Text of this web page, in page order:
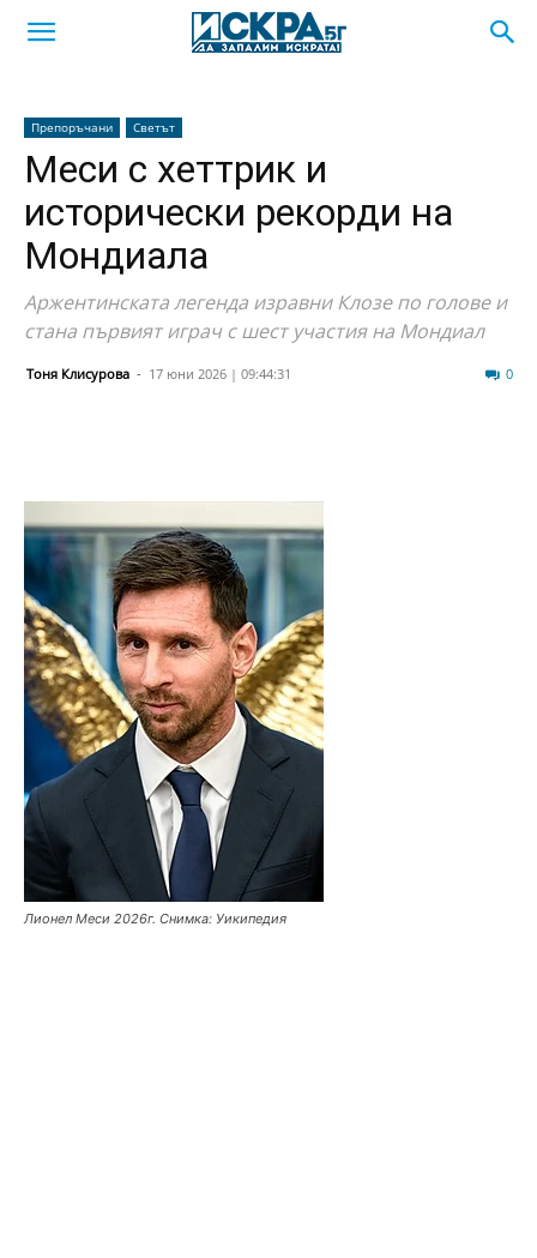
Препоръчани Светът
Меси с хеттрик и
исторически рекорди на
Мондиала
Аржентинската легенда изравни Клозе по голове и
стана първият играч с шест участия на Мондиал
Тоня Клисурова - 17 юни 2026 | 09:44:31 0
Лионел Меси 2026г. Снимка: Уикипедия